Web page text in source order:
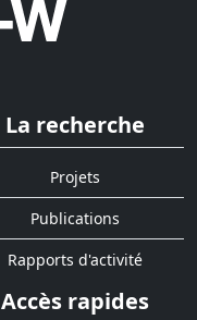
La recherche
Projets
Publications
Rapports d'activité
Accès rapides